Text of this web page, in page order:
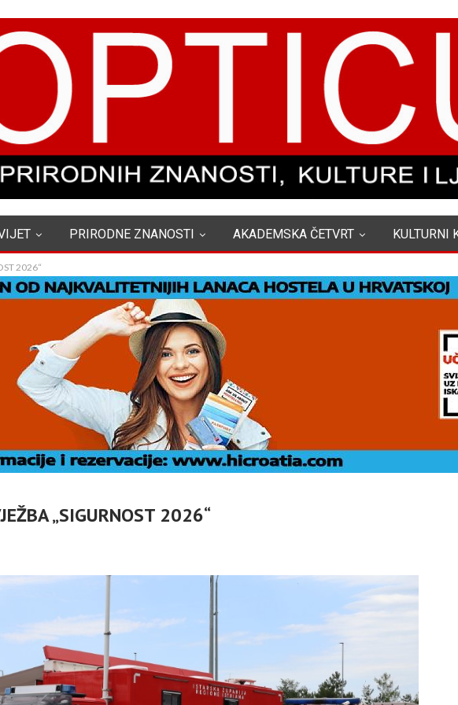
PRIRODNE ZNANOSTI AKADEMSKA ČETVRT KULTURNI
2026“
„SIGURNOST 2026“
NE
ZAŠTO
SUBOTIČKU KASTU
VRIJEDNOSTI I
PLURALIZMA – PISMO
NIKOLE…
HRVATSKA POVIJEST
ANGELA MERKEL –
HERCEGOVAČKI